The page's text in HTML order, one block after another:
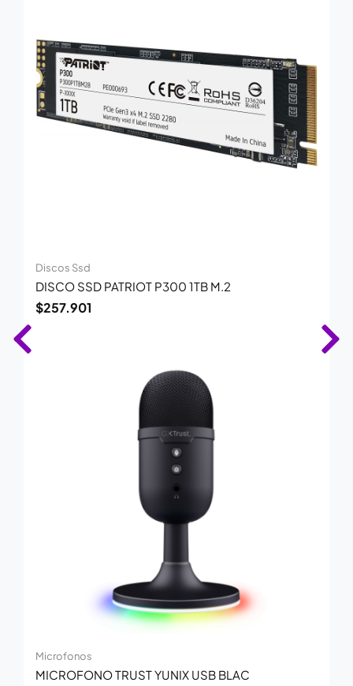
Discos Ssd
DISCO SSD PATRIOT P300 1TB M.2
$257.901
Microfonos
MICROFONO TRUST YUNIX USB BLAC